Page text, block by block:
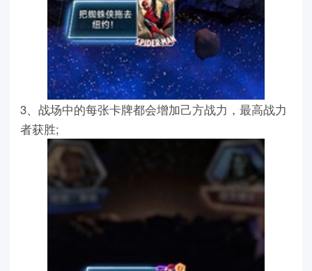
3、战场中的每张卡牌都会增加己方战力，最高战力
者获胜;